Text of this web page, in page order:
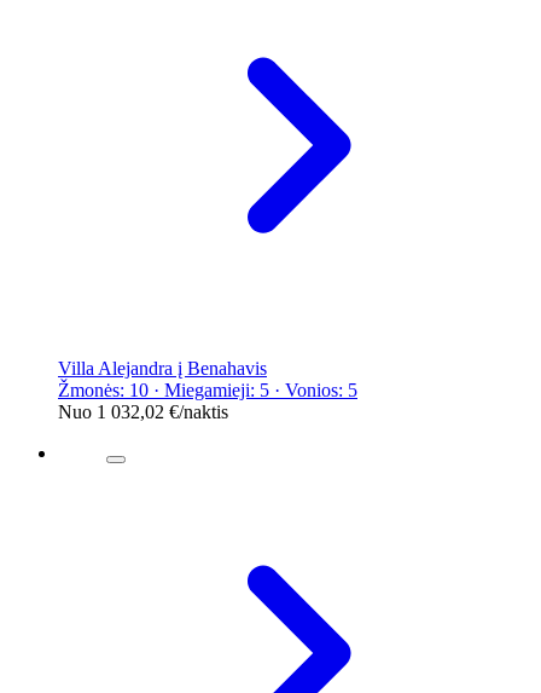
Villa Alejandra į Benahavis
Žmonės: 10 · Miegamieji: 5 · Vonios: 5
Nuo 1 032,02 €/naktis